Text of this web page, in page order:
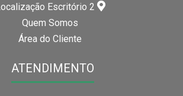
Escritório 2
Quem Somos
Área do Cliente
ATENDIMENTO